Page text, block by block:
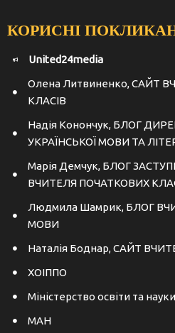
КОРИСНІ
United24media
Олена Литвиненко, САЙТ
КЛАСІВ
Надія Конончук, БЛОГ
УКРАЇНСЬКОЇ МОВИ ТА
Марія Демчук, БЛОГ
ВЧИТЕЛЯ ПОЧАТКОВИХ
Людмила Шамрик, БЛОГ
МОВИ
Наталія Боднар, САЙТ
ХОІППО
Міністерство освіти та
МАН